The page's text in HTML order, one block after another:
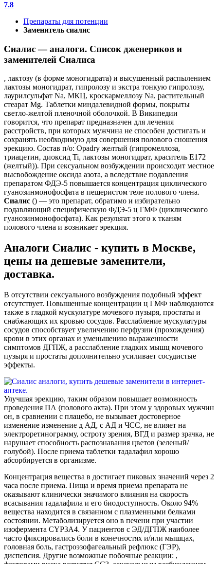
7.8
Препараты для потенции
Заменитель сиалис
Сиалис — аналоги. Список дженериков и
заменителей Сиалиса
, лактозу (в форме моногидрата) и высушенный распылением
лактозы моногидрат, гипролозу и экстра тонкую гипролозу,
лаурилсульфат Na, МКЦ, кроскармеллозу Na, растительный
стеарат Mg. Таблетки миндалевидной формы, покрыты
светло-желтой пленочной оболочкой. В Википедии
говорится, что препарат предназначен для лечения
расстройств, при которых мужчина не способен достигать и
сохранять необходимую для совершения полового сношения
эрекцию. Состав п/о: Opadry желтый (гипромеллоза,
триацетин, диоксид Ti, лактозы моногидрат, краситель Е172
(желтый)). При сексуальном возбуждении происходит местное
высвобождение оксида азота, а вследствие подавления
препаратом ФДЭ-5 повышается концентрация циклического
гуанозинмонофосфата в пещеристом теле полового члена.
Сиалис () — это препарат, обратимо и избирательно
подавляющий специфическую ФДЭ-5 ц ГМФ (циклического
гуанозинмонофосфата). Как результат этого к тканям
полового члена и возникает эрекция.
Аналоги Сиалис - купить в Москве,
цены на дешевые заменители,
доставка.
В отсутствии сексуального возбуждения подобный эффект
отсутствует. Повышенные концентрации ц ГМФ наблюдаются
также в гладкой мускулатуре мочевого пузыря, простаты и
снабжающих их кровью сосудов. Расслабление мускулатуры
сосудов способствует увеличению перфузии (прохождения)
крови в этих органах и уменьшению выраженности
симптомов ДГПЖ, а расслабление гладких мышц мочевого
пузыря и простаты дополнительно усиливает сосудистые
эффекты.
Улучшая эрекцию, таким образом повышает возможность
проведения ПА (полового акта). При этом у здоровых мужчин
он, в сравнении с плацебо, не вызывает достоверное
изменение изменение д АД, с АД и ЧСС, не влияет на
электроретинограмму, остроту зрения, ВГД и размер зрачка, не
нарушает способность распознавания цветов (зеленый/
голубой). После приема таблетки тадалафил хорошо
абсорбируется в организме.
Концентрация вещества в достигает пиковых значений через 2
часа после приема. Пища и время приема препарата не
оказывают клинически значимого влияния на скорость
всасывания тадалафила и его биодоступность. Около 94%
вещества находится в связанном с плазменными белками
состоянии. Метаболизируется оно в печени при участии
изофермента CYP3A4. У пациентов с ЭД/ДГПЖ наиболее
часто фиксировались боли в конечностях и/или мышцах,
головная боль, гастроэзофагеальный рефлюкс (ГЭР),
диспепсия. Другие возможные побочные реакции: ,